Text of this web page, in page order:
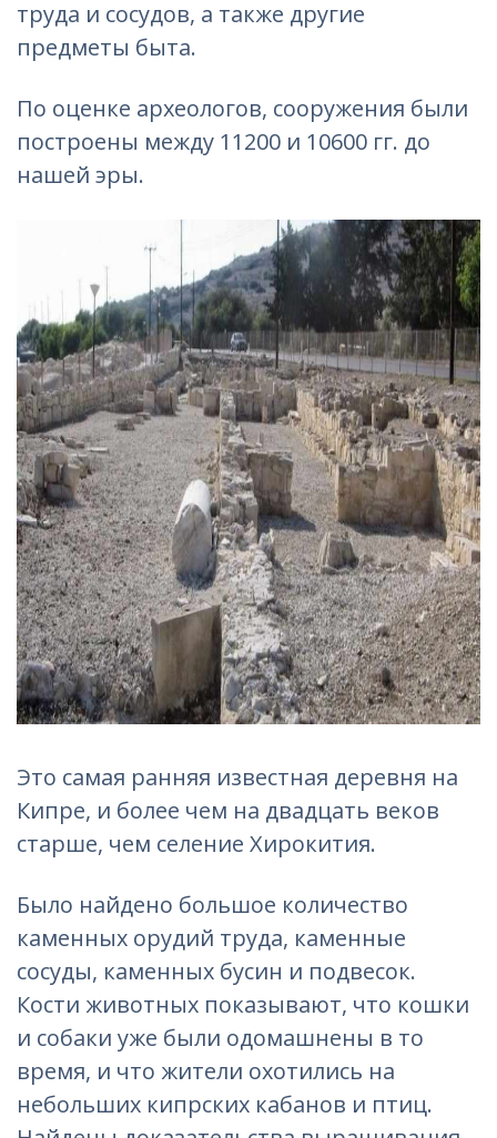
труда и сосудов, а также другие
предметы быта.
По оценке археологов, сооружения были
построены между 11200 и 10600 гг. до
нашей эры.
Это самая ранняя известная деревня на
Кипре, и более чем на двадцать веков
старше, чем селение Хирокития.
Было найдено большое количество
каменных орудий труда, каменные
сосуды, каменных бусин и подвесок.
Кости животных показывают, что кошки
и собаки уже были одомашнены в то
время, и что жители охотились на
небольших кипрских кабанов и птиц.